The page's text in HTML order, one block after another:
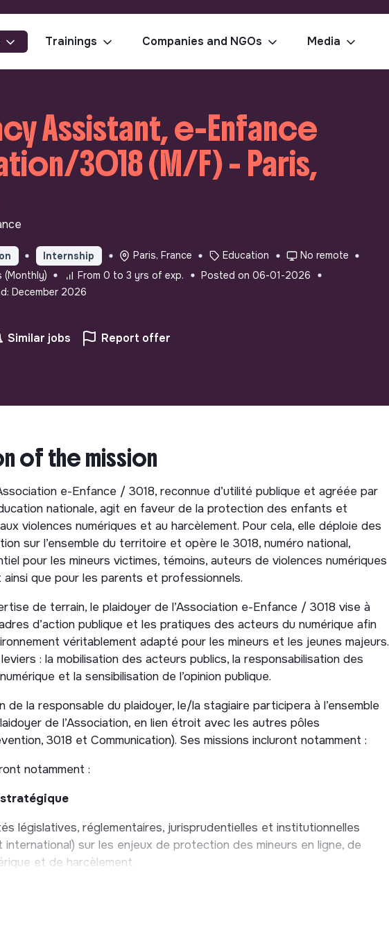
Trainings Companies and NGOs Media
Assistant, e-Enfance
3018 (M/F) - Paris,
Internship Paris, France Education
No remote
From 0 to 3 yrs of exp.
Posted on 06-01-2026
December 2026
Similar jobs Report offer
of the mission
e-Enfance / 3018, reconnue d’utilité publique et agréée par
nationale, agit en faveur de la protection des enfants et
violences numériques et au harcèlement. Pour cela, elle déploie des
sur l’ensemble du territoire et opère le 3018, numéro national,
pour les mineurs victimes, témoins, auteurs de violences numériques
que pour les parents et professionnels.
de terrain, le plaidoyer de l’Association e-Enfance / 3018 vise à
d’action publique et les pratiques des acteurs du numérique afin
véritablement adapté pour les mineurs et les jeunes majeurs.
: la mobilisation des acteurs publics, la responsabilisation des
et la sensibilisation de l’opinion publique.
de la responsable du plaidoyer, le/la stagiaire participera à l’ensemble
de l’Association, en lien étroit avec les autres pôles
3018 et Communication). Ses missions incluront notamment :
notamment :
législatives, réglementaires, jurisprudentielles et institutionnelles
international) sur les enjeux de protection des mineurs en ligne, de
et de harcèlement.
parlementaires français et européens sur les sujets précités :
et prises de position institutionnelles.